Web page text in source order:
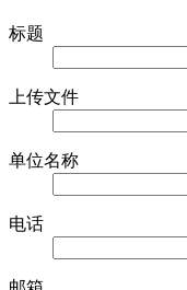
标题
上传文件
单位名称
电话